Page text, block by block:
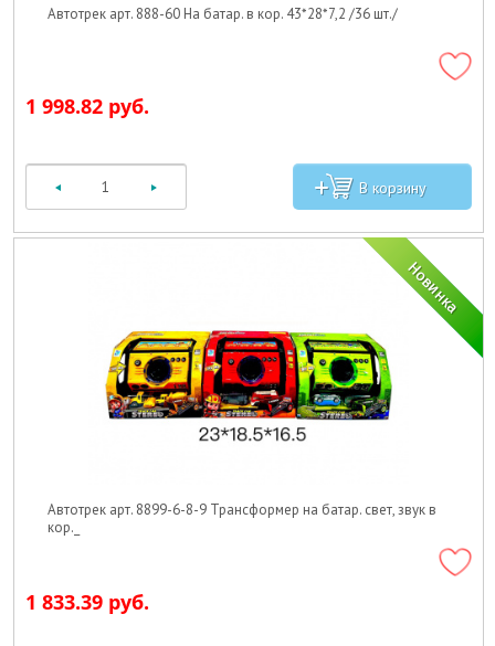
Автотрек арт. 888-60 На батар. в кор. 43*28*7,2 /36 шт./
1 998.82 руб.
Автотрек арт. 8899-6-8-9 Трансформер на батар. свет, звук в
кор._
1 833.39 руб.